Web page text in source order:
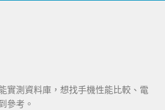
實測資料庫，想找手機性能比較、電
參考。